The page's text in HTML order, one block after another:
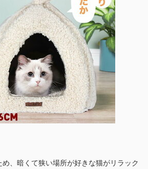
め、暗くて狭い場所が好きな猫がリラック